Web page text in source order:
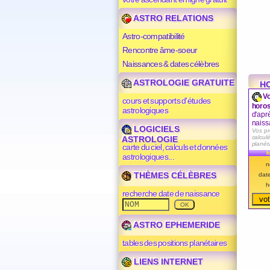
ASTRO RELATIONS
Astro-compatibilité
Rencontre âme-soeur
Naissances & dates célèbres
ASTROLOGIE GRATUITE
cours et supports d'études
astrologiques
LOGICIELS
ASTROLOGIE
carte du ciel, calculs et données
astrologiques...
THÈMES CÉLÈBRES
recherche date de naissance
ASTRO EPHEMERIDE
tables des positions planétaires
LIENS INTERNET
Vos